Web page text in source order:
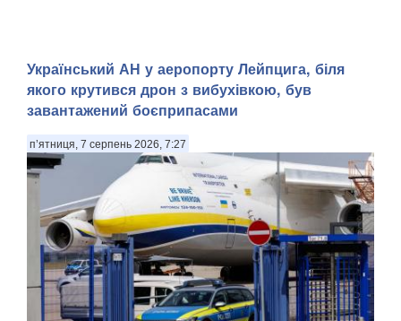
Український АН у аеропорту Лейпцига, біля
якого крутився дрон з вибухівкою, був
завантажений боєприпасами
п’ятниця, 7 серпень 2026, 7:27